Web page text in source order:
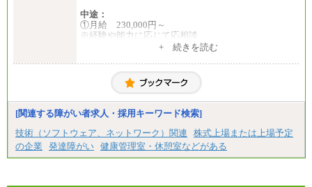
中途：
①月給 230,000円～
※経験や能力に応じて応相談
+ 続きを読む
[関連する障がい者求人・採用キーワード検索]
技術（ソフトウェア、ネットワーク）関連
株式上場または上場予定
の企業
発達障がい 健康管理室・休憩室などがある